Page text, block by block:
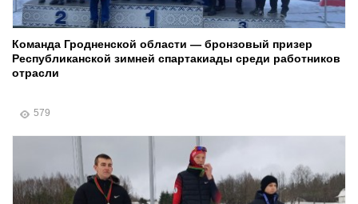
Команда Гродненской области — бронзовый призер
Республиканской зимней спартакиады среди работников
отрасли
579